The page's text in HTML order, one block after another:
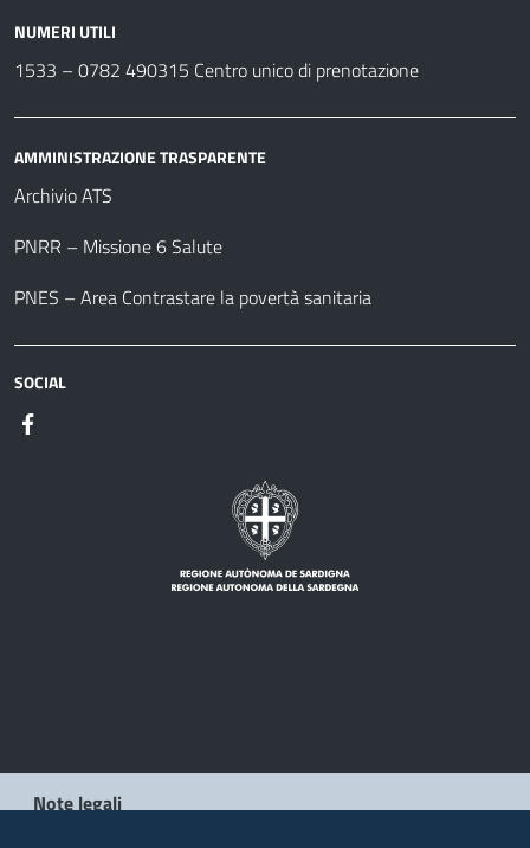
NUMERI UTILI
1533 – 0782 490315 Centro unico di prenotazione
AMMINISTRAZIONE TRASPARENTE
Archivio ATS
PNRR – Missione 6 Salute
PNES – Area Contrastare la povertà sanitaria
SOCIAL
Note legali